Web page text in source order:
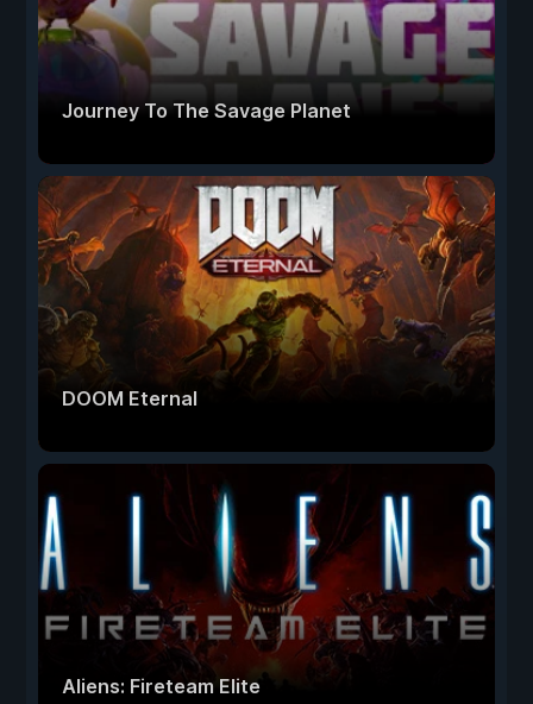
Journey To The Savage Planet
DOOM Eternal
Aliens: Fireteam Elite